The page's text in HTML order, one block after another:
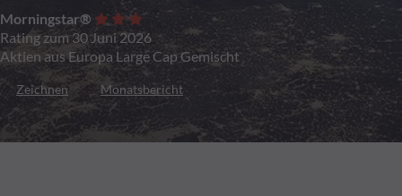
Morningstar®
Rating zum 30 Juni 2026
Aktien aus Europa Large Cap Gemischt
Zeichnen Monatsbericht